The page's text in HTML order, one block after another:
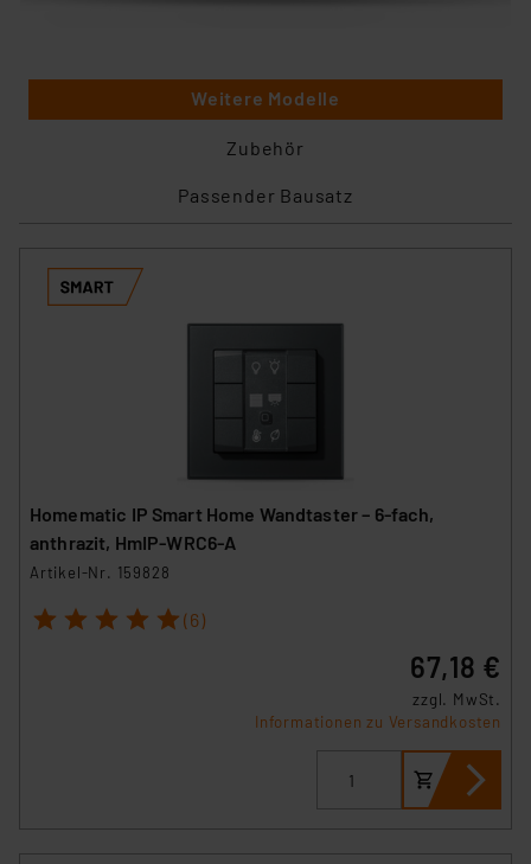
Weitere Modelle
Zubehör
Passender Bausatz
Homematic IP Smart Home Wandtaster – 6-fach,
anthrazit, HmIP-WRC6-A
Artikel-Nr. 159828
1 2 3 4 5 (6)
67,18 €
zzgl. MwSt.
Informationen zu Versandkosten